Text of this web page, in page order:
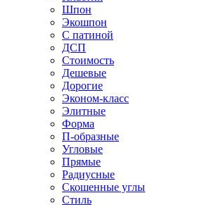
Шпон
Экошпон
С патиной
ДСП
Стоимость
Дешевые
Дорогие
Эконом-класс
Элитные
Форма
П-образные
Угловые
Прямые
Радиусные
Скошенные углы
Стиль